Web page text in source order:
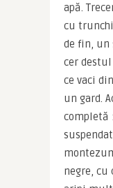
apă.
cu
de fin, un
cer
ce vaci
un gard.
completă
negre,